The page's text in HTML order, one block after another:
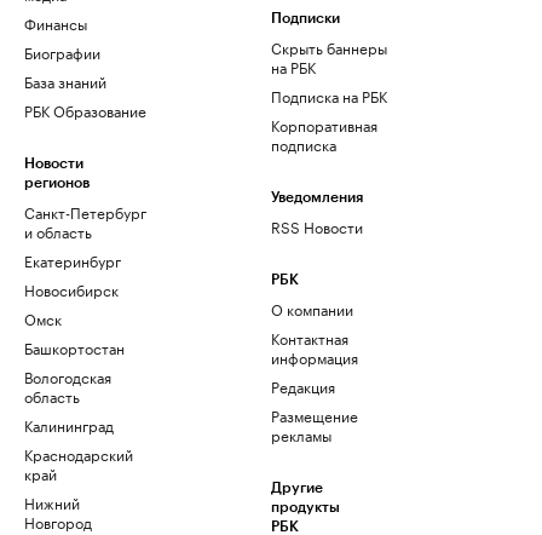
Финансы
Биографии
База знаний
РБК Образование
Новости
регионов
Санкт-Петербург
и область
Екатеринбург
Новосибирск
Омск
Башкортостан
Вологодская
область
Калининград
Краснодарский
край
Нижний
Новгород
Подписки
Скрыть баннеры
на РБК
Подписка на РБК
Корпоративная
подписка
Уведомления
RSS Новости
РБК
О компании
Контактная
информация
Редакция
Размещение
рекламы
Другие
продукты
РБК